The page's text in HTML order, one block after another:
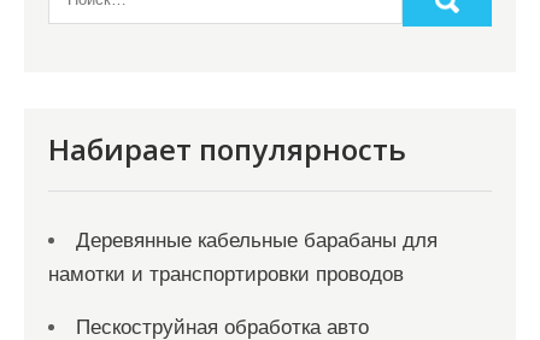
Набирает популярность
Деревянные кабельные барабаны для
намотки и транспортировки проводов
Пескоструйная обработка авто